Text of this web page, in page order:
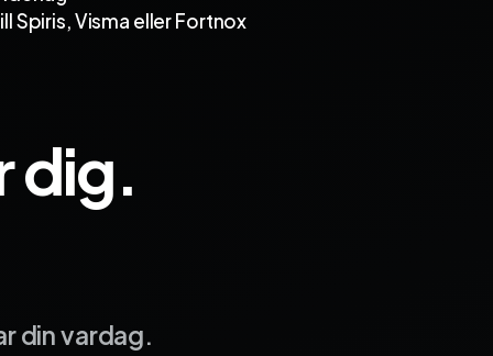
Spiris, Visma eller Fortnox
dig.
din vardag.